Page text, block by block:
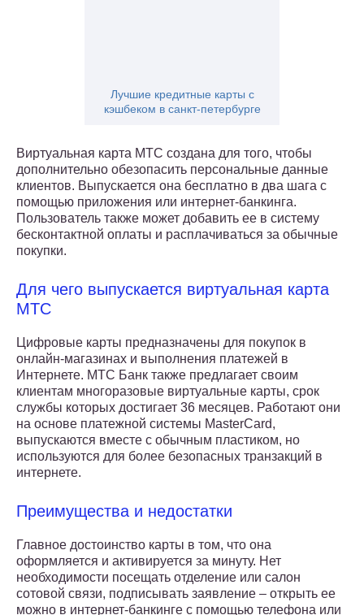
Лучшие кредитные карты с
кэшбеком в санкт-петербурге
Виртуальная карта МТС создана для того, чтобы
дополнительно обезопасить персональные данные
клиентов. Выпускается она бесплатно в два шага с
помощью приложения или интернет-банкинга.
Пользователь также может добавить ее в систему
бесконтактной оплаты и расплачиваться за обычные
покупки.
Для чего выпускается виртуальная карта
МТС
Цифровые карты предназначены для покупок в
онлайн-магазинах и выполнения платежей в
Интернете. МТС Банк также предлагает своим
клиентам многоразовые виртуальные карты, срок
службы которых достигает 36 месяцев. Работают они
на основе платежной системы MasterCard,
выпускаются вместе с обычным пластиком, но
используются для более безопасных транзакций в
интернете.
Преимущества и недостатки
Главное достоинство карты в том, что она
оформляется и активируется за минуту. Нет
необходимости посещать отделение или салон
сотовой связи, подписывать заявление – открыть ее
можно в интернет-банкинге с помощью телефона или